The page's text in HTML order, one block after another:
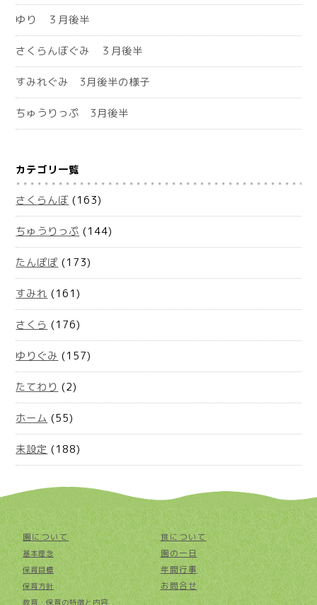
ゆり ３月後半
さくらんぼぐみ ３月後半
すみれぐみ 3月後半の様子
ちゅうりっぷ 3月後半
カテゴリ一覧
さくらんぼ (163)
ちゅうりっぷ (144)
たんぽぽ (173)
すみれ (161)
さくら (176)
ゆりぐみ (157)
たてわり (2)
ホーム (55)
未設定 (188)
園について
基本理念
保育目標
保育方針
教育・保育の特徴と内容
食について
園の一日
年間行事
お問合せ